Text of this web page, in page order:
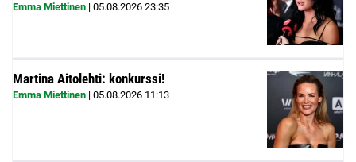
Emma Miettinen | 05.08.2026 23:35
Martina Aitolehti: konkurssi!
Emma Miettinen | 05.08.2026 11:13